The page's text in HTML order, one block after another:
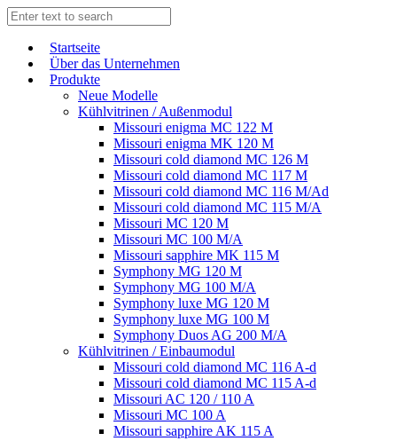
Start­sei­te
Über das Unternehmen
Produkte
Neue Modelle
Kühlvitrinen / Außenmodul
Missouri enigma MC 122 M
Missouri enigma MK 120 M
Missouri cold diamond MC 126 M
Missouri cold diamond MC 117 M
Missouri cold diamond MC 116 M/Ad
Missouri cold diamond MC 115 M/A
Missouri MC 120 M
Missouri MC 100 M/A
Missouri sapphire MK 115 M
Symphony MG 120 M
Symphony MG 100 M/А
Symphony luxe MG 120 M
Symphony luxe MG 100 M
Symphony Duos AG 200 M/A
Kühlvitrinen / Einbaumodul
Missouri cold diamond MC 116 A-d
Missouri cold diamond MC 115 A-d
Missouri AC 120 / 110 A
Missouri MC 100 A
Missouri sapphire AK 115 A